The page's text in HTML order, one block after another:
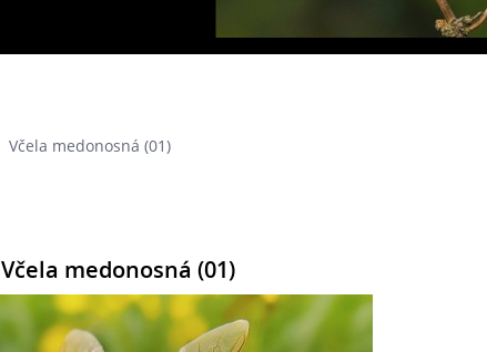
Včela medonosná (01)
Včela medonosná (01)